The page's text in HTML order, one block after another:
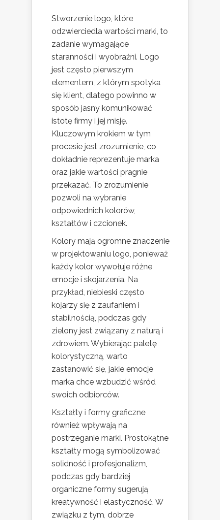
Stworzenie logo, które
odzwierciedla wartości marki, to
zadanie wymagające
staranności i wyobraźni. Logo
jest często pierwszym
elementem, z którym spotyka
się klient, dlatego powinno w
sposób jasny komunikować
istotę firmy i jej misję.
Kluczowym krokiem w tym
procesie jest zrozumienie, co
dokładnie reprezentuje marka
oraz jakie wartości pragnie
przekazać. To zrozumienie
pozwoli na wybranie
odpowiednich kolorów,
kształtów i czcionek.
Kolory mają ogromne znaczenie
w projektowaniu logo, ponieważ
każdy kolor wywołuje różne
emocje i skojarzenia. Na
przykład, niebieski często
kojarzy się z zaufaniem i
stabilnością, podczas gdy
zielony jest związany z naturą i
zdrowiem. Wybierając paletę
kolorystyczną, warto
zastanowić się, jakie emocje
marka chce wzbudzić wśród
swoich odbiorców.
Kształty i formy graficzne
również wpływają na
postrzeganie marki. Prostokątne
kształty mogą symbolizować
solidność i profesjonalizm,
podczas gdy bardziej
organiczne formy sugerują
kreatywność i elastyczność. W
związku z tym, dobrze